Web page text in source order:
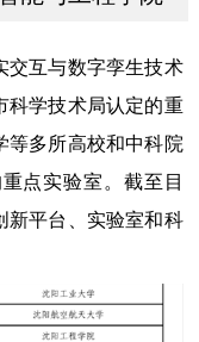
交互与数字孪生技术
科学技术局认定的重
等多所高校和中科院
点实验室 。 截至目
新平台、实验室和科